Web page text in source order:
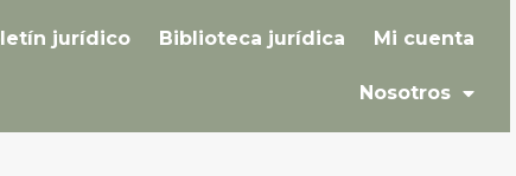
jurídico Biblioteca jurídica Mi cuenta
Nosotros